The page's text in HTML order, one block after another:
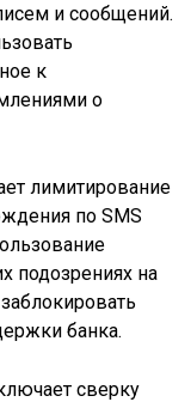
и сообщений.
к
о
лимитирование
по SMS
подозрениях на
банка.
сверку